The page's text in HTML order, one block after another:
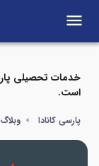
menu
خدمات تحصیلی
است.
پارسی کانادا وبلاگ